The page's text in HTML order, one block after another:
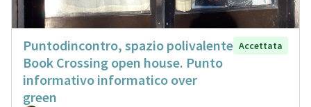
Puntodincontro, spazio polivalente
Book Crossing open house. Punto
informativo informatico over
green
Accettata